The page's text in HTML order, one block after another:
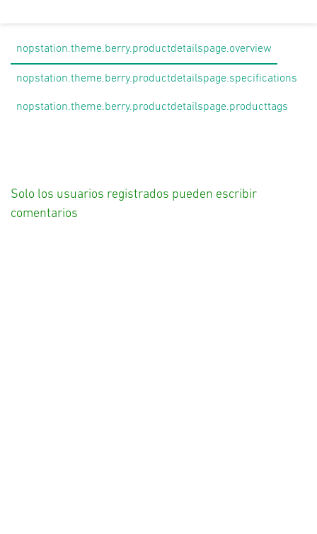
nopstation.theme.berry.productdetailspage.overview
nopstation.theme.berry.productdetailspage.specifications
nopstation.theme.berry.productdetailspage.producttags
Solo los usuarios registrados pueden escribir
comentarios